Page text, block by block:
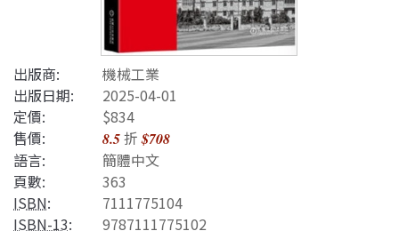
出版商:
機械工業
出版日期:
2025-04-01
定價:
$834
售價:
8.5折$708
語言:
簡體中文
頁數:
363
ISBN:
7111775104
ISBN-13:
9787111775102